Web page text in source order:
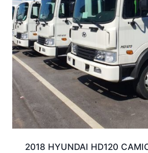
2018 HYUNDAI HD120